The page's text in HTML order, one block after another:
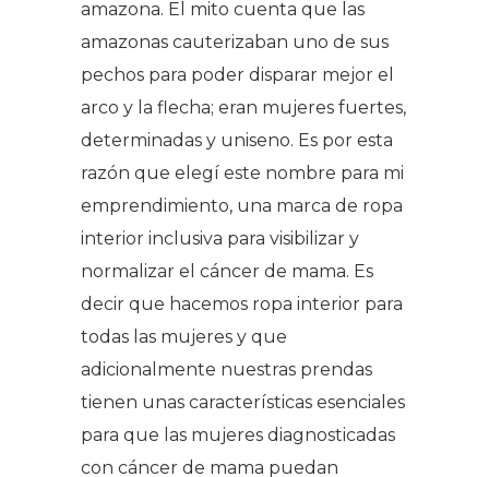
amazona. El mito cuenta que las
amazonas cauterizaban uno de sus
pechos para poder disparar mejor el
arco y la flecha; eran mujeres fuertes,
determinadas y uniseno. Es por esta
razón que elegí este nombre para mi
emprendimiento, una marca de ropa
interior inclusiva para visibilizar y
normalizar el cáncer de mama. Es
decir que hacemos ropa interior para
todas las mujeres y que
adicionalmente nuestras prendas
tienen unas características esenciales
para que las mujeres diagnosticadas
con cáncer de mama puedan